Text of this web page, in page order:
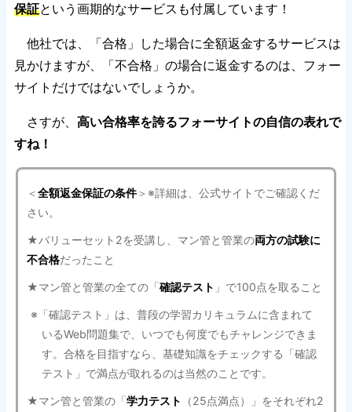
保証という画期的なサービスも付属しています！
他社では、「合格」した場合に全額返金するサービスは
見かけますが、「不合格」の場合に返金するのは、フォー
サイトだけではないでしょうか。
さすが、 高い合格率を誇るフォーサイトの自信の表れで
すね！
＜全額返金保証の条件＞※詳細は、公式サイトでご確認くだ
さい。
★バリューセット2を受講し、マン管と管業の両方の試験に
不合格だったこと
★マン管と管業の全ての「確認テスト 」で100点を取ること
※「確認テスト」は、普段の学習カリキュラムに含まれて
いるWeb問題集で、いつでも何度でもチャレンジできま
す。合格を目指すなら、基礎知識をチェックする「確認
テスト」で満点が取れるのは当然のことです。
★マン管と管業の「学力テスト （25点満点）」をそれぞれ2